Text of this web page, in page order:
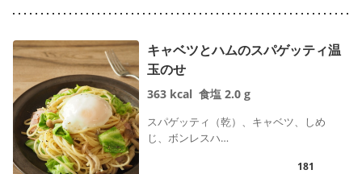
レシピ作者名で絞り込む
検索
キャベツとハムのスパゲッティ温
玉のせ
363 kcal 食塩 2.0 g
スパゲッティ（乾）、キャベツ、しめ
じ、ボンレスハ…
181